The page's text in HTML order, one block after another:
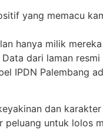
yang memacu
hanya milik
dari laman
IPDN Palembang
dan
untuk lolos